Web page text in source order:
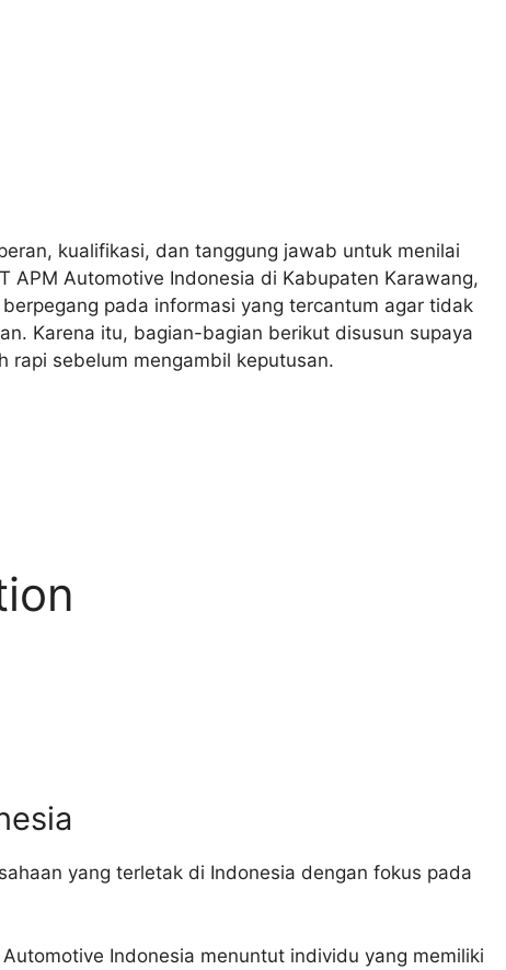
kualifikasi, dan tanggung jawab untuk menilai
APM Automotive Indonesia di Kabupaten Karawang,
pada informasi yang tercantum agar tidak
Karena itu, bagian-bagian berikut disusun supaya
rapi sebelum mengambil keputusan.
yang terletak di Indonesia dengan fokus pada
Indonesia menuntut individu yang memiliki